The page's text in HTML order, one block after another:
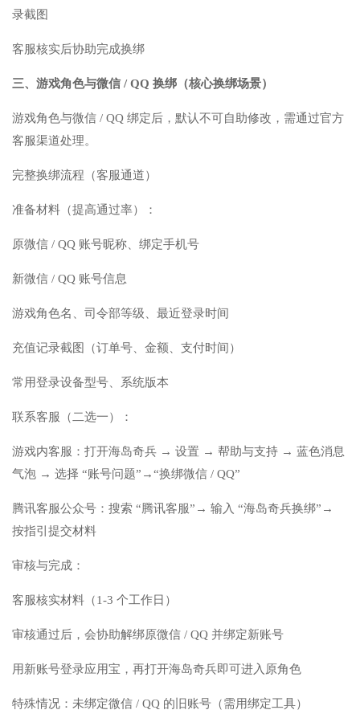
录截图
客服核实后协助完成换绑
三、游戏角色与微信 / QQ 换绑（核心换绑场景）
游戏角色与微信 / QQ 绑定后，默认不可自助修改，需通过官方
客服渠道处理。
完整换绑流程（客服通道）
准备材料（提高通过率）：
原微信 / QQ 账号昵称、绑定手机号
新微信 / QQ 账号信息
游戏角色名、司令部等级、最近登录时间
充值记录截图（订单号、金额、支付时间）
常用登录设备型号、系统版本
联系客服（二选一）：
游戏内客服：打开海岛奇兵 → 设置 → 帮助与支持 → 蓝色消息
气泡 → 选择 “账号问题”→“换绑微信 / QQ”
腾讯客服公众号：搜索 “腾讯客服”→ 输入 “海岛奇兵换绑”→
按指引提交材料
审核与完成：
客服核实材料（1-3 个工作日）
审核通过后，会协助解绑原微信 / QQ 并绑定新账号
用新账号登录应用宝，再打开海岛奇兵即可进入原角色
特殊情况：未绑定微信 / QQ 的旧账号（需用绑定工具）